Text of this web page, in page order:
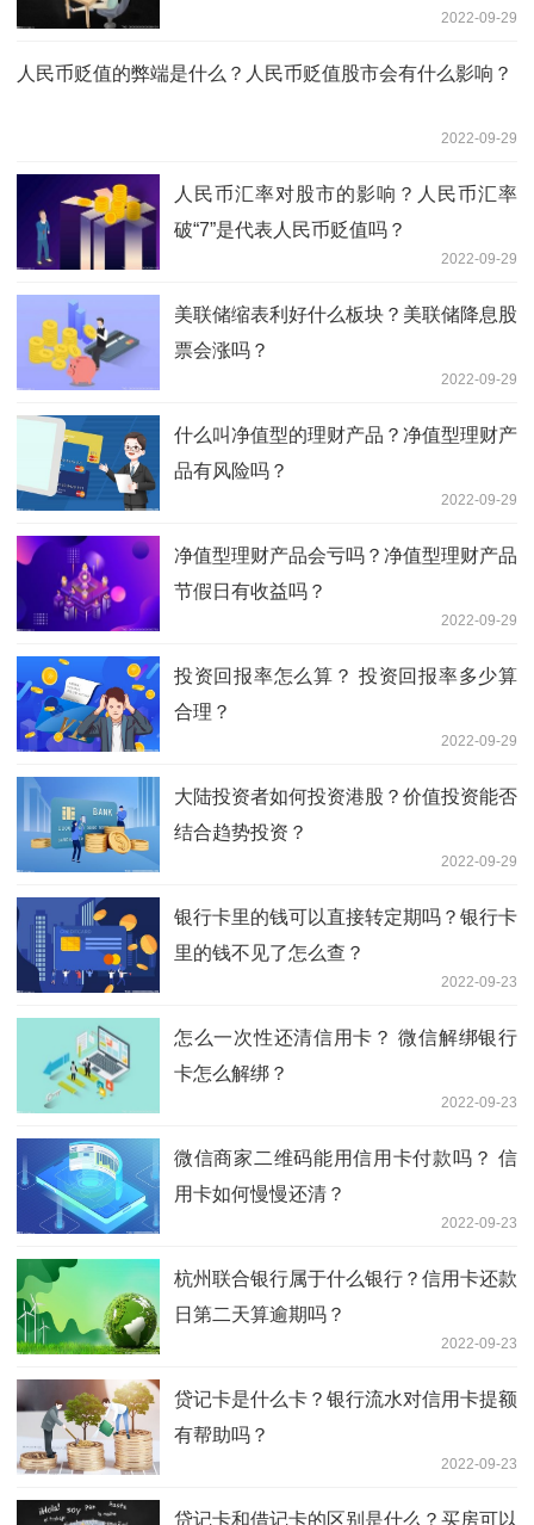
2022-09-29
人民币贬值的弊端是什么？人民币贬值股市会有什么影响？
2022-09-29
人民币汇率对股市的影响？人民币汇率
破“7”是代表人民币贬值吗？
2022-09-29
美联储缩表利好什么板块？美联储降息股
票会涨吗？
2022-09-29
什么叫净值型的理财产品？净值型理财产
品有风险吗？
2022-09-29
净值型理财产品会亏吗？净值型理财产品
节假日有收益吗？
2022-09-29
投资回报率怎么算？ 投资回报率多少算
合理？
2022-09-29
大陆投资者如何投资港股？价值投资能否
结合趋势投资？
2022-09-29
银行卡里的钱可以直接转定期吗？银行卡
里的钱不见了怎么查？
2022-09-23
怎么一次性还清信用卡？ 微信解绑银行
卡怎么解绑？
2022-09-23
微信商家二维码能用信用卡付款吗？ 信
用卡如何慢慢还清？
2022-09-23
杭州联合银行属于什么银行？信用卡还款
日第二天算逾期吗？
2022-09-23
贷记卡是什么卡？银行流水对信用卡提额
有帮助吗？
2022-09-23
贷记卡和借记卡的区别是什么？买房可以